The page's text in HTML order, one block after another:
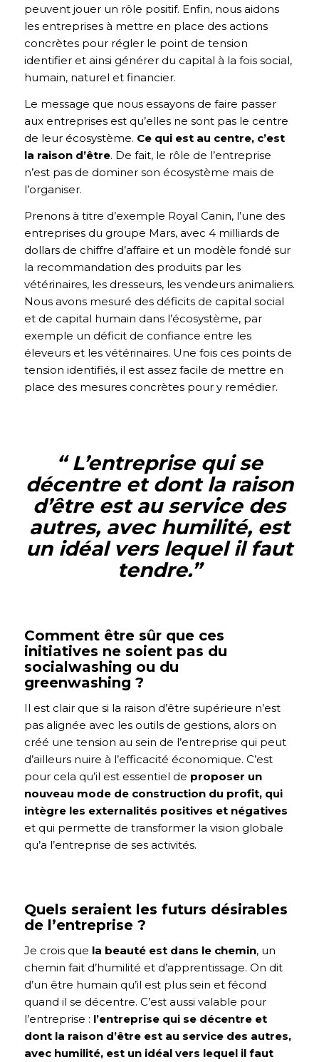
peuvent jouer un rôle positif. Enfin, nous aidons
les entreprises à mettre en place des actions
concrètes pour régler le point de tension
identifier et ainsi générer du capital à la fois social,
humain, naturel et financier.
Le message que nous essayons de faire passer
aux entreprises est qu’elles ne sont pas le centre
de leur écosystème. Ce qui est au centre, c’est
la raison d’être. De fait, le rôle de l’entreprise
n’est pas de dominer son écosystème mais de
l’organiser.
Prenons à titre d’exemple Royal Canin, l’une des
entreprises du groupe Mars, avec 4 milliards de
dollars de chiffre d’affaire et un modèle fondé sur
la recommandation des produits par les
vétérinaires, les dresseurs, les vendeurs animaliers.
Nous avons mesuré des déficits de capital social
et de capital humain dans l’écosystème, par
exemple un déficit de confiance entre les
éleveurs et les vétérinaires. Une fois ces points de
tension identifiés, il est assez facile de mettre en
place des mesures concrètes pour y remédier.
“ L’entreprise qui se
décentre et dont la raison
d’être est au service des
autres, avec humilité, est
un idéal vers lequel il faut
tendre.”
Comment être sûr que ces
initiatives ne soient pas du
socialwashing ou du
greenwashing ?
Il est clair que si la raison d’être supérieure n’est
pas alignée avec les outils de gestions, alors on
créé une tension au sein de l’entreprise qui peut
d’ailleurs nuire à l’efficacité économique. C’est
pour cela qu’il est essentiel de proposer un
nouveau mode de construction du profit, qui
intègre les externalités positives et négatives
et qui permette de transformer la vision globale
qu’a l’entreprise de ses activités.
Quels seraient les futurs désirables
de l’entreprise ?
Je crois que la beauté est dans le chemin, un
chemin fait d’humilité et d’apprentissage. On dit
d’un être humain qu’il est plus sein et fécond
quand il se décentre. C’est aussi valable pour
l’entreprise : l’entreprise qui se décentre et
dont la raison d’être est au service des autres,
avec humilité, est un idéal vers lequel il faut